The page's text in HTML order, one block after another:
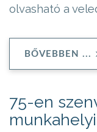
olvasható a
BŐVEBBEN ...
75-en